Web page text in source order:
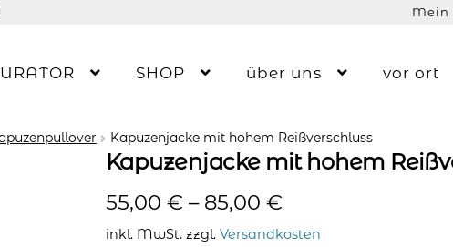
Mein
SHOP über uns vor ort
Kapuzenjacke mit hohem Reißverschluss
Kapuzenjacke mit hohem
55,00 € – 85,00 €
inkl. MwSt. zzgl. Versandkosten